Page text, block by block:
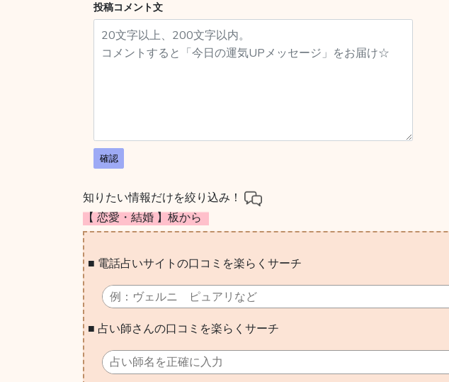
投稿コメント文
確認
知りたい情報だけを絞り込み！
【 恋愛・結婚 】板から
■ 電話占いサイトの口コミを楽らくサーチ
■ 占い師さんの口コミを楽らくサーチ